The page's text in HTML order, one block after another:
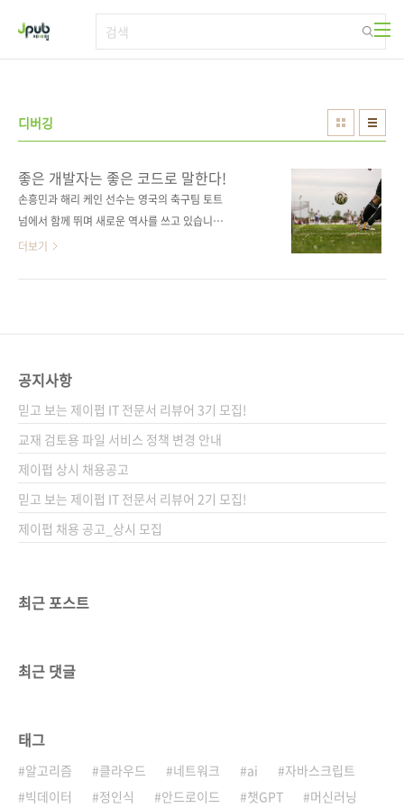
디버깅
좋은 개발자는 좋은 코드로 말한다!
손흥민과 해리 케인 선수는 영국의 축구팀 토트
넘에서 함께 뛰며 새로운 역사를 쓰고 있습니다.
이달 1일 잉글랜드 프리미어리그에서 41번째 골
여야 할지 잘 안다."라고 말했습니다. 눈빛만 봐
아도 어디로 패스할지, 어디로 달려 나갈지 안다
고 하니 정말 놀라운 일이죠. 내 패스를 받아라~!
프로그램을 만드는 일은 팀 스포츠와 같습니다.
다른 개발자가 짠 코드를 읽어야 함은 물론이고,
본인이 짠 코드를 다른 개발자가 사용하는 것도
..
더보기
공지사항
믿고 보는 제이펍 IT 전문서 리뷰어 3기 모집!
교재 검토용 파일 서비스 정책 변경 안내
제이펍 상시 채용공고
믿고 보는 제이펍 IT 전문서 리뷰어 2기 모집!
제이펍 채용 공고_상시 모집
최근 포스트
최근 댓글
태그
알고리즘 클라우드 네트워크 ai
자바스크립트
빅데이터
정인식 안드로이드 챗GPT 머신러닝